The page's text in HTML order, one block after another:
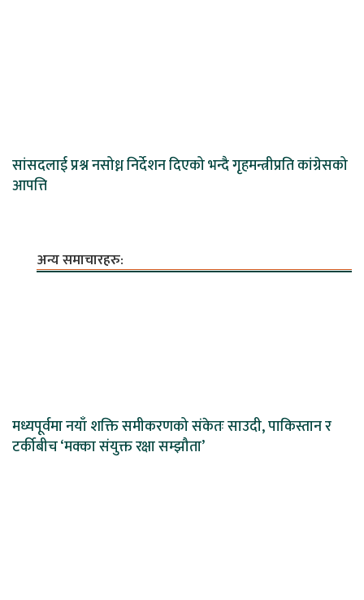
सांसदलाई प्रश्न नसोध्न निर्देशन दिएको भन्दै गृहमन्त्रीप्रति कांग्रेसको
आपत्ति
अन्य समाचारहरु:
मध्यपूर्वमा नयाँ शक्ति समीकरणको संकेतः साउदी, पाकिस्तान र
टर्कीबीच ‘मक्का संयुक्त रक्षा सम्झौता’